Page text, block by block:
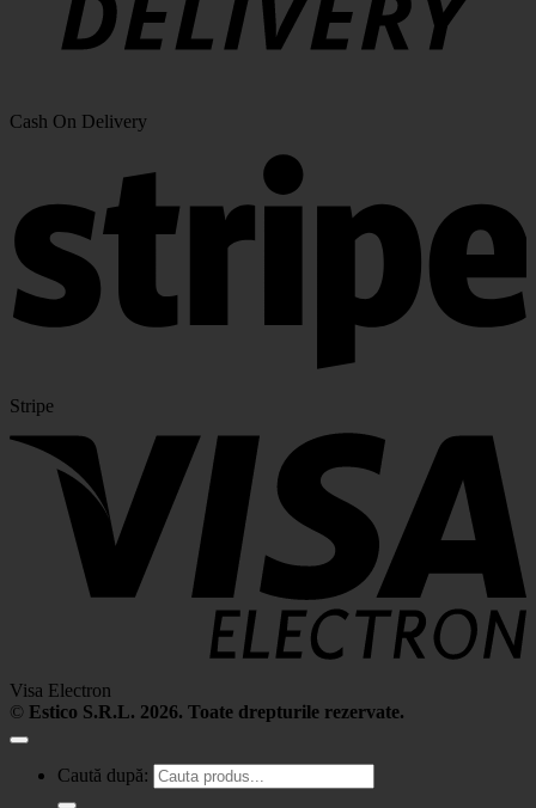
Cash On Delivery
Stripe
Visa Electron
© Estico S.R.L. 2026. Toate drepturile rezervate.
Caută după: